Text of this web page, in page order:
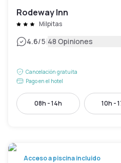
Rodeway Inn
Milpitas
4.6/5|48 Opiniones
Cancelación gratuita
Pago en el hotel
08h - 14h 10h -
Acceso a piscina incluido